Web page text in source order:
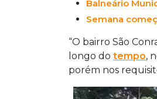
Balneário
Semana
“O bairro São
longo do tempo,
porém nos